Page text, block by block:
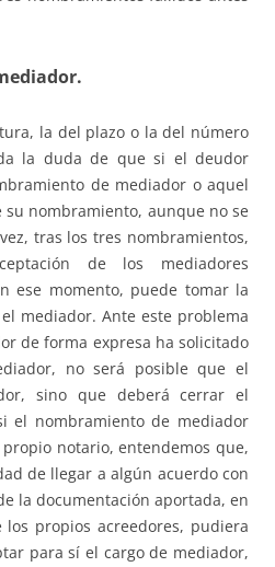
la del plazo o la del número
la duda de que si el deudor
de mediador o aquel
nombramiento, aunque no se
tras los tres nombramientos,
de los mediadores
ese momento, puede tomar la
mediador. Ante este problema
de forma expresa ha solicitado
no será posible que el
sino que deberá cerrar el
el nombramiento de mediador
notario, entendemos que,
de llegar a algún acuerdo con
la documentación aportada, en
propios acreedores, pudiera
para sí el cargo de mediador,